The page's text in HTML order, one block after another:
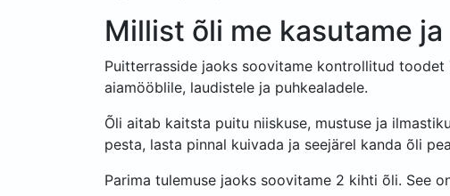
Millist õli me kasutame
Puitterrasside jaoks soovitame kontrollitud toodet
aiamööblile, laudistele ja puhkealadele.
Õli aitab kaitsta puitu niiskuse, mustuse ja
pesta, lasta pinnal kuivada ja seejärel kanda õli
Parima tulemuse jaoks soovitame 2 kihti õli. See